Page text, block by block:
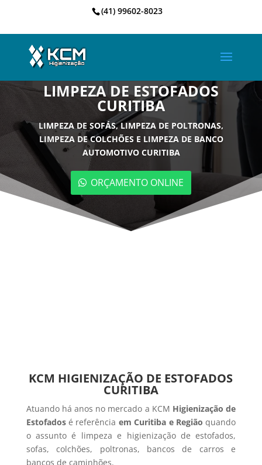
(41) 99602-8023
LIMPEZA DE ESTOFADOS
CURITIBA
LIMPEZA DE SOFÁS, LIMPEZA DE POLTRONAS,
LIMPEZA DE COLCHÕES E LIMPEZA DE BANCO
AUTOMOTIVO CURITIBA
ORÇAMENTO ONLINE
KCM HIGIENIZAÇÃO DE ESTOFADOS
CURITIBA
Atuando há anos no mercado a KCM Higienização de
Estofadosé referência em Curitiba e Região quando
o assunto é limpeza e higienização de estofados,
sofas, colchões, poltronas, bancos de carros e
bancos de caminhões.